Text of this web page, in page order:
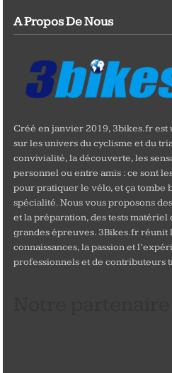
A Propos De Nous
Créé en janvier 2019, 3bikes.fr est
sur les univers du cyclisme et du
convivialité, la découverte, les
personnel ou entre amis : ce sont
pour pratiquer le vélo, et ça tombe
spécialité. Nous vous proposons
et la préparation, des tests matériel
grandes épreuves. 3Bikes.fr réunit
connaissances, la passion et
professionnels et de contributeurs